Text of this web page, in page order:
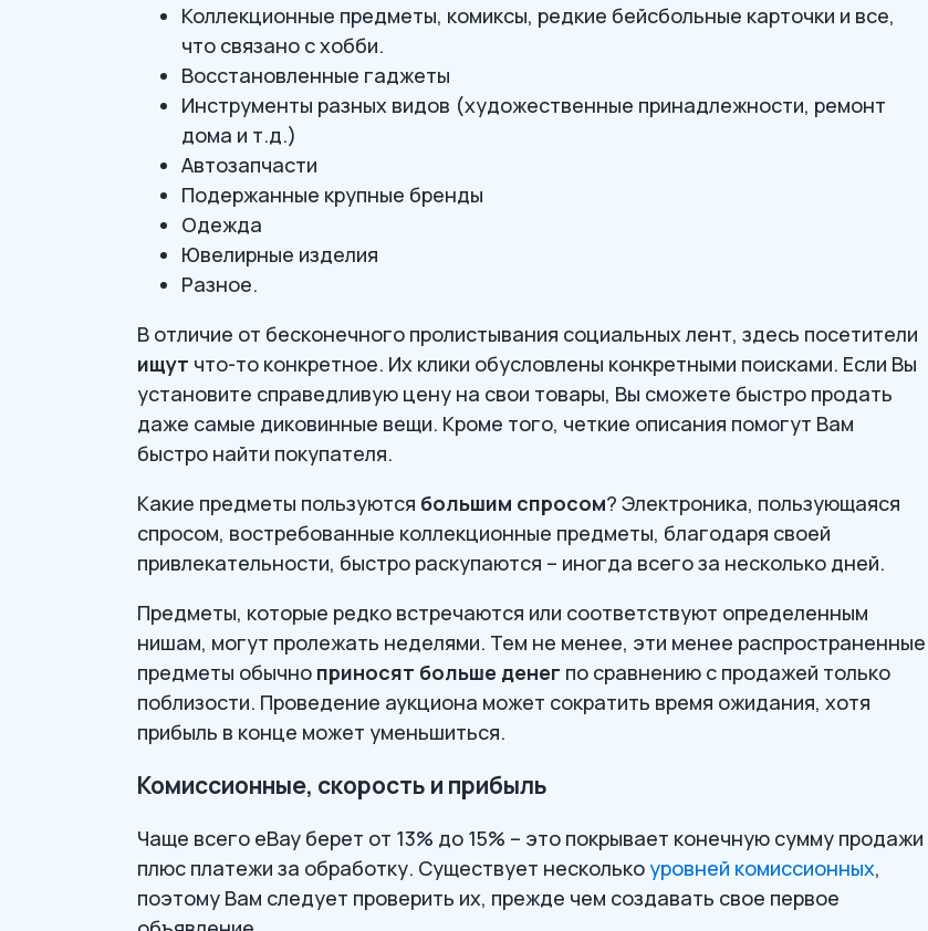
Коллекционные предметы, комиксы, редкие бейсбольные карточки и все,
что связано с хобби.
Восстановленные гаджеты
Инструменты разных видов (художественные принадлежности, ремонт
дома и т.д.)
Автозапчасти
Подержанные крупные бренды
Одежда
Ювелирные изделия
Разное.
В отличие от бесконечного пролистывания социальных лент, здесь посетители
ищут что-то конкретное. Их клики обусловлены конкретными поисками. Если Вы
установите справедливую цену на свои товары, Вы сможете быстро продать
даже самые диковинные вещи. Кроме того, четкие описания помогут Вам
быстро найти покупателя.
Какие предметы пользуются большим спросом? Электроника, пользующаяся
спросом, востребованные коллекционные предметы, благодаря своей
привлекательности, быстро раскупаются – иногда всего за несколько дней.
Предметы, которые редко встречаются или соответствуют определенным
нишам, могут пролежать неделями. Тем не менее, эти менее распространенные
предметы обычно приносят больше денег по сравнению с продажей только
поблизости. Проведение аукциона может сократить время ожидания, хотя
прибыль в конце может уменьшиться.
Комиссионные, скорость и прибыль
Чаще всего eBay берет от 13% до 15% – это покрывает конечную сумму продажи
плюс платежи за обработку. Существует несколько уровней комиссионных,
поэтому Вам следует проверить их, прежде чем создавать свое первое